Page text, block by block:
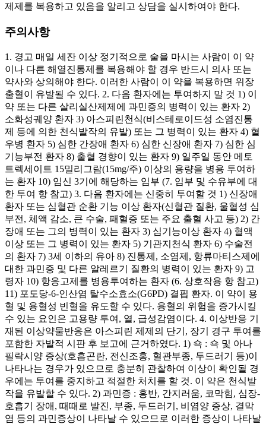
제제를 복용하고 있음을 알리고 상담을 실시하여야 한다.
주의사항
1. 경고 매일 세잔 이상 정기적으로 술을 마시는 사람이 이 약
이나 다른 해열진통제를 복용해야 할 경우 반드시 의사 또는
약사와 상의해야 한다. 이러한 사람이 이 약을 복용하면 위장
출혈이 유발될 수 있다. 2. 다음 환자에는 투여하지 말 것 1) 이
약 또는 다른 살리실산제제에 과민증의 병력이 있는 환자 2)
소화성궤양 환자 3) 아스피린천식(비스테로이드성 소염진통
제 등에 의한 천식발작의 유발) 또는 그 병력이 있는 환자 4) 혈
우병 환자 5) 심한 간장애 환자 6) 심한 신장애 환자 7) 심한 심
기능부전 환자 8) 출혈 경향이 있는 환자 9) 일주일 동안 메토
트렉세이트 15밀리그람(15mg/주) 이상의 용량을 병용 투여하
는 환자 10) 임신 3기에 해당하는 임부 (7. 임부 및 수유부에 대
한 투여 항 참고) 3. 다음 환자에는 신중히 투여할 것 1) 신장애
환자 또는 심혈관 순환 기능 이상 환자(신혈관 질환, 울혈성 심
부전, 체액 감소, 큰 수술, 패혈증 또는 주요 출혈 사고 등) 2) 간
장애 또는 그의 병력이 있는 환자 3) 심기능이상 환자 4) 혈액
이상 또는 그 병력이 있는 환자 5) 기관지천식 환자 6) 수술전
의 환자 7) 3세 이하의 유아 8) 진통제, 소염제, 항류마티스제에
대한 과민증 및 다른 알레르기 질환의 병력이 있는 환자 9) 고
령자 10) 항응고제를 병용투여하는 환자 (6. 상호작용 항 참고)
11) 포도당-6-인산염 탈수소효소(G6PD) 결핍 환자. 이 약이 용
혈 및 용혈성 빈혈을 유도할 수 있다. 용혈의 위험을 증가시킬
수 있는 요인은 고용량 투여, 열, 급성감염이다. 4. 이상반응 기
재된 이상약물반응은 아스피린 제제의 단기, 장기 경구 투여를
포함한 자발적 시판 후 보고에 근거하였다. 1) 쇽 : 쇽 및 아나
필락시양 증상(호흡곤란, 전신조홍, 혈관부종, 두드러기 등)이
나타나는 경우가 있으므로 충분히 관찰하여 이상이 확인될 경
우에는 투여를 중지하고 적절한 처치를 할 것. 이 약은 천식발
작을 유발할 수 있다. 2) 과민증 : 홍반, 간지러움, 코막힘, 심장-
호흡기 장애, 때때로 발진, 부종, 두드러기, 비염양 증상, 결막
염 등의 과민증상이 나타날 수 있으므로 이러한 증상이 나타날